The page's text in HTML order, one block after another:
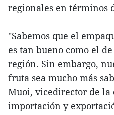
regionales en términos
"Sabemos que el
es tan bueno como el
región. Sin embargo,
fruta sea mucho más
Muoi, vicedirector de la
importación y